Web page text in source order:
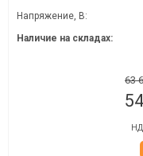
Напряжение, В:
Наличие на складах:
63